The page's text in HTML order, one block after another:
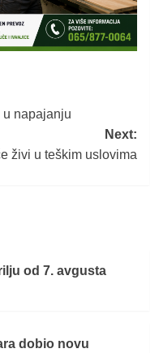
napajanju
Next:
živi u teškim uslovima
od 7. avgusta
dobio novu